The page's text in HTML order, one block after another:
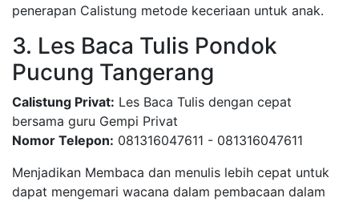
penerapan Calistung metode keceriaan untuk anak.
3. Les Baca Tulis Pondok
Pucung Tangerang
Calistung Privat: Les Baca Tulis dengan cepat
bersama guru Gempi Privat
Nomor Telepon: 081316047611 - 081316047611
Menjadikan Membaca dan menulis lebih cepat untuk
dapat mengemari wacana dalam pembacaan dalam